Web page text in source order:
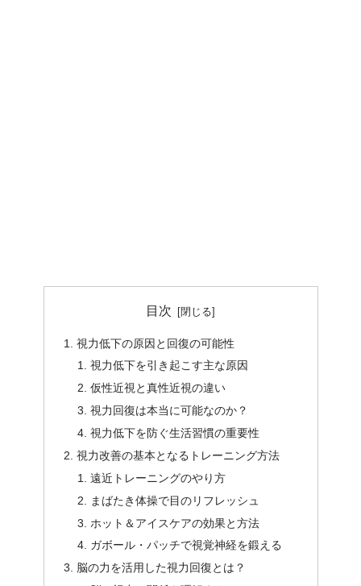
目次
視力低下の原因と回復の可能性
視力低下を引き起こす主な原因
仮性近視と真性近視の違い
視力回復は本当に可能なのか？
視力低下を防ぐ生活習慣の重要性
視力改善の基本となるトレーニング方法
遠近トレーニングのやり方
まばたき体操で目のリフレッシュ
ホット＆アイスケアの効果と方法
ガボール・パッチで視覚神経を鍛える
脳の力を活用した視力回復とは？